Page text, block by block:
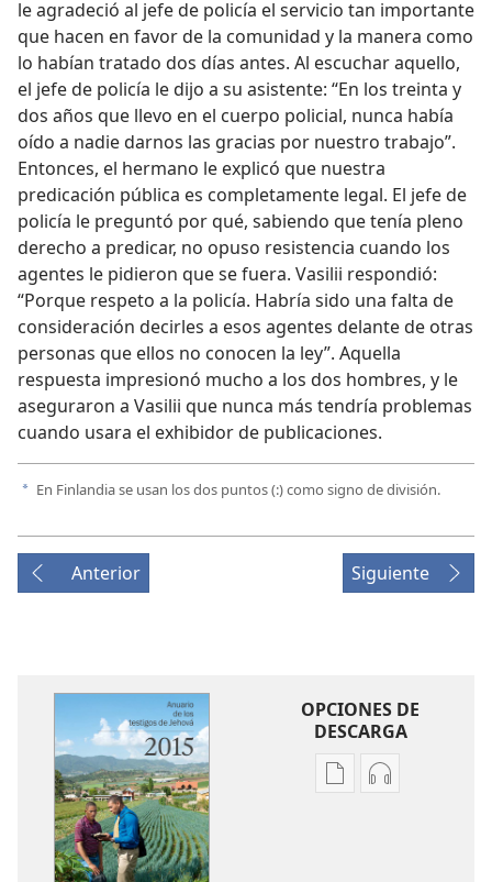
le agradeció al jefe de policía el servicio tan importante
que hacen en favor de la comunidad y la manera como
lo habían tratado dos días antes. Al escuchar aquello,
el jefe de policía le dijo a su asistente: “En los treinta y
dos años que llevo en el cuerpo policial, nunca había
oído a nadie darnos las gracias por nuestro trabajo”.
Entonces, el hermano le explicó que nuestra
predicación pública es completamente legal. El jefe de
policía le preguntó por qué, sabiendo que tenía pleno
derecho a predicar, no opuso resistencia cuando los
agentes le pidieron que se fuera. Vasilii respondió:
“Porque respeto a la policía. Habría sido una falta de
consideración decirles a esos agentes delante de otras
personas que ellos no conocen la ley”. Aquella
respuesta impresionó mucho a los dos hombres, y le
aseguraron a Vasilii que nunca más tendría problemas
cuando usara el exhibidor de publicaciones.
a En Finlandia se usan los dos puntos (:) como signo de división.
Anterior Siguiente
OPCIONES DE
DESCARGA
OpcionesOpciones